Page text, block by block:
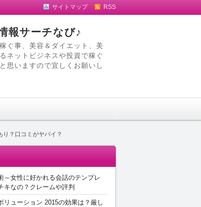
サイトマップ RSS
報サーチなび♪
ぐ事、美容＆ダイエット、美
ネットビジネスや投資で稼ぐ
思いますので宜しくお願いし
？口コミがヤバイ？
～女性に好かれる会話のテンプレ
キなの？クレームや評判
リューション 2015の効果は？厳し